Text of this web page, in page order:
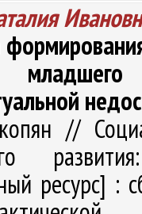
//
ресурс] :